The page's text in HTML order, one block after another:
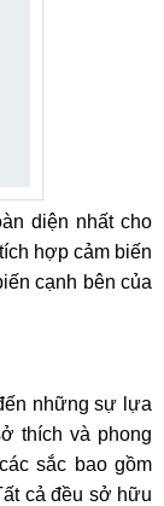
diện nhất cho
hợp cảm biến
cạnh bên của
những sự lựa
thích và phong
sắc bao gồm
cả đều sở hữu